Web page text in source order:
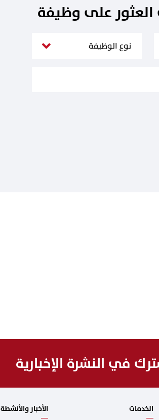
على وظيفة
في النشرة الإخبارية
الخدمات الأخبار والأنشطة